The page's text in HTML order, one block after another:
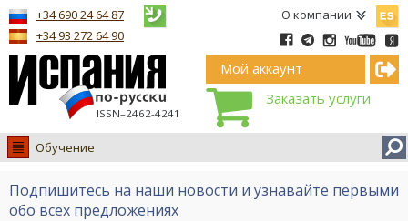
О компании
ISSN–2462-4241
+34 690 24 64 87
+34 93 272 64 90
Мой аккаунт
Заказать услуги
Испания
Иммиграция
Обучение
Подпишитесь на наши новости и узнавайте первыми
обо всех предложениях